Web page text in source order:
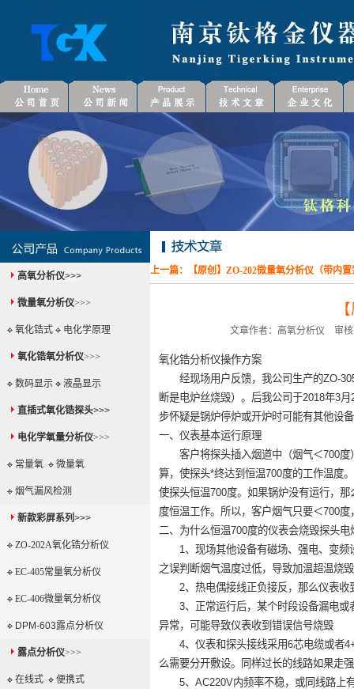
高氧分析仪>>>
微量氧分析仪>>>
氧化锆式 电化学原理
氧化锆氧分析仪>>>
数码显示 液晶显示
直插式氧化锆探头>>>
电化学氧量分析仪>>>
常量氧 微量氧
烟气漏风检测
新款彩屏系列>>>
ZO-202A氧化锆分析仪
EC-405常量氧分析仪
EC-406微量氧分析仪
DPM-603露点分析仪
露点分析仪>>>
在线式 便携式
上一篇： 【原创】ZO-202微量氧分析仪（带内
文章作者：高氧分析仪 审
氧化锆分析仪操作方案
经现场用户反馈，我公司生产的ZO-305
断是电炉丝烧毁）。后我公司于2018年3
步怀疑是锅炉停炉或开炉时可能有其他设
一、仪表基本运行原理
客户将探头插入烟道中（烟气＜700度
算，使探头*终达到恒温700度的工作温度
使探头恒温700度。如果锅炉没有运行，
度恒温工作。所以，客户烟气只要＜700
二、为什么恒温700度的仪表会烧毁探头
1、现场其他设备有磁场、强电、变频
之误判断烟气温度过低，导致加温超温烧
2、热电偶接线正负接反，那么仪表收
3、正常运行后，某个时段设备漏电或
异常，可能导致仪表收到错误信号烧毁
4、仪表和探头接线采用6芯电缆或者
么需要分开敷设。同样过长的线路如果走
5、AC220V内频率不稳，或同线路上有